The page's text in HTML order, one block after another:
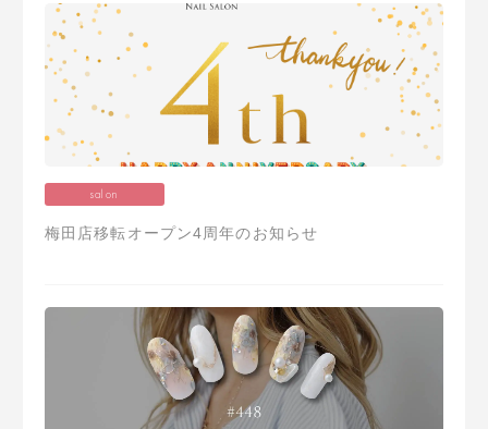
salon
梅田店移転オープン4周年のお知らせ